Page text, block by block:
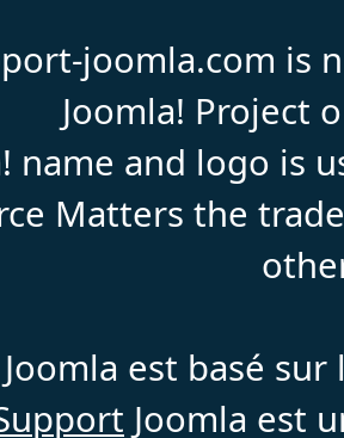
joomla.com is
Joomla! Project
name and logo is
Matters the
est basé
Joomla est